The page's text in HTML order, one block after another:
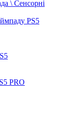
\ Сенсорні
PS5
PRO